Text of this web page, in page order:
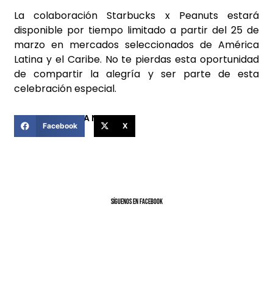
La colaboración Starbucks x Peanuts estará
disponible por tiempo limitado a partir del 25 de
marzo en mercados seleccionados de América
Latina y el Caribe. No te pierdas esta oportunidad
de compartir la alegría y ser parte de esta
celebración especial.
COMPARTIR ESTA NOTICIA
Facebook X
SíGUENOS EN FACEBOOK